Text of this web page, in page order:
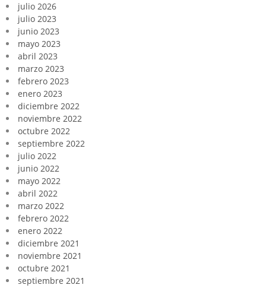
julio 2026
julio 2023
junio 2023
mayo 2023
abril 2023
marzo 2023
febrero 2023
enero 2023
diciembre 2022
noviembre 2022
octubre 2022
septiembre 2022
julio 2022
junio 2022
mayo 2022
abril 2022
marzo 2022
febrero 2022
enero 2022
diciembre 2021
noviembre 2021
octubre 2021
septiembre 2021